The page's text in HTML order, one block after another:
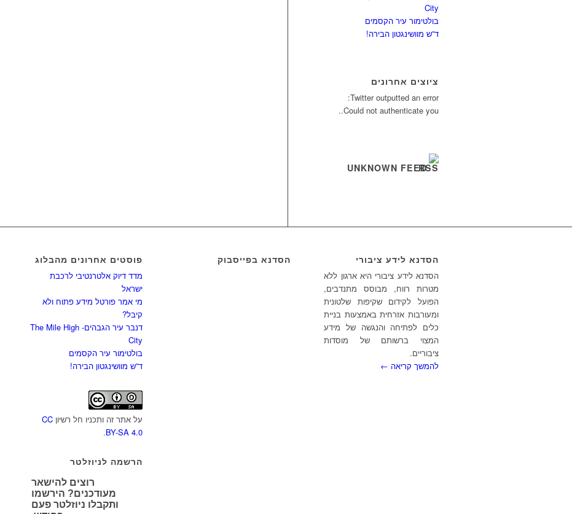
City
בולטימור עיר הקסמים
ד”ש מוושינגטון הבירה!
ציוצים אחרונים
Twitter outputted an error:
Could not authenticate you..
UNKNOWN FEED
פוסטים אחרונים מהבלוג
מדד דיוק אלטרנטיבי לרכבת
ישראל
מי אמר פורטל מידע פתוח ולא
קיבל?
דנבר עיר הגבהים- The Mile High
City
בולטימור עיר הקסמים
ד”ש מוושינגטון הבירה!
על אתר זה ותכניו חל רשיוןCC
BY-SA 4.0
.
הרשמה לניוזלטר
רוצים להישאר
מעודכנים? הירשמו
ותקבלו ניוזלטר פעם
הסדנא בפייסבוק הסדנא לידע ציבורי
הסדנא לידע ציבורי היא ארגון ללא
מטרות רווח, מבוסס מתנדבים,
הפועל לקידום שקיפות שלטונית
ומעורבות אזרחית באמצעות בניית
כלים לפתיחה והנגשה של מידע
המצוי ברשותם של מוסדות
ציבוריים.
להמשך קריאה ←